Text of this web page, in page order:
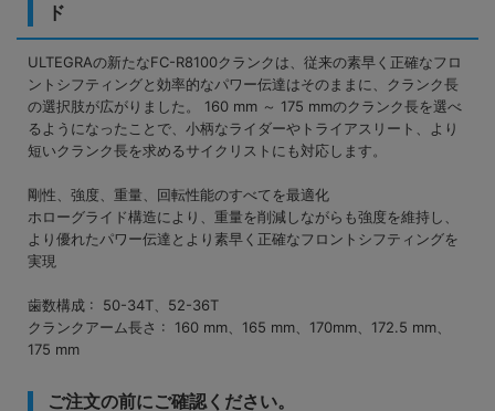
ド
ULTEGRAの新たなFC-R8100クランクは、従来の素早く正確なフロ
ントシフティングと効率的なパワー伝達はそのままに、クランク長
の選択肢が広がりました。 160 mm ～ 175 mmのクランク長を選べ
るようになったことで、小柄なライダーやトライアスリート、より
短いクランク長を求めるサイクリストにも対応します。
剛性、強度、重量、回転性能のすべてを最適化
ホローグライド構造により、重量を削減しながらも強度を維持し、
より優れたパワー伝達とより素早く正確なフロントシフティングを
実現
歯数構成 : ‌ 50-34T、52-36T
クランクアーム長さ : ‌ 160 mm、165 mm、170mm、172.5 mm、
175 mm
ご注文の前にご確認ください。